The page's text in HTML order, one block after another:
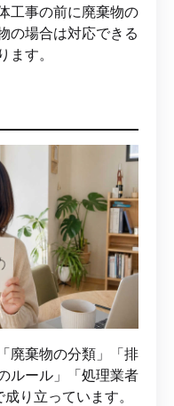
工事の前に廃棄物の
の場合は対応できる
す。
廃棄物の分類」「排
ルール」「処理業者
り立っています。